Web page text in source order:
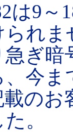
は9
られま
ぎ暗
、今ま
のお
。